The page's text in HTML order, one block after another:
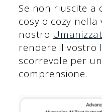
Se non riuscite a
cosy o cozy
nostro
rendere il vostro
scorrevole per
comprensione.